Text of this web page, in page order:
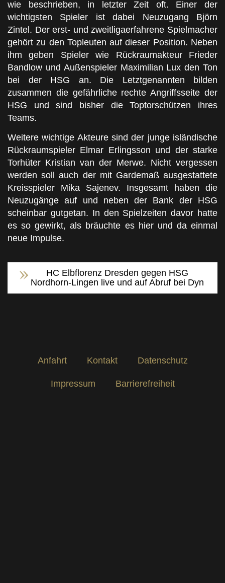
wie beschrieben, in letzter Zeit oft. Einer der
wichtigsten Spieler ist dabei Neuzugang Björn
Zintel. Der erst- und zweitligaerfahrene Spielmacher
gehört zu den Topleuten auf dieser Position. Neben
ihm geben Spieler wie Rückraumakteur Frieder
Bandlow und Außenspieler Maximilian Lux den Ton
bei der HSG an. Die Letztgenannten bilden
zusammen die gefährliche rechte Angriffsseite der
HSG und sind bisher die Toptorschützen ihres
Teams.
Weitere wichtige Akteure sind der junge isländische
Rückraumspieler Elmar Erlingsson und der starke
Torhüter Kristian van der Merwe. Nicht vergessen
werden soll auch der mit Gardemaß ausgestattete
Kreisspieler Mika Sajenev. Insgesamt haben die
Neuzugänge auf und neben der Bank der HSG
scheinbar gutgetan. In den Spielzeiten davor hatte
es so gewirkt, als bräuchte es hier und da einmal
neue Impulse.
HC Elbflorenz Dresden gegen HSG
Nordhorn-Lingen live und auf Abruf bei Dyn
Anfahrt Kontakt Datenschutz
Impressum Barrierefreiheit